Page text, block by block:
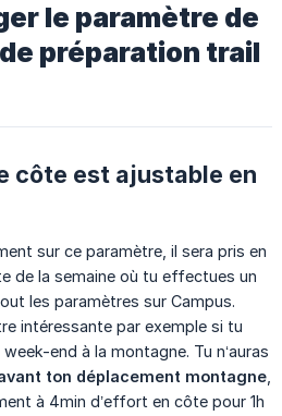
le paramètre de
préparation trail
côte est ajustable en
sur ce paramètre, il sera pris en
de la semaine où tu effectues un
les paramètres sur Campus.
intéressante par exemple si tu
end à la montagne. Tu n‘auras
ton déplacement montagne
à 4min d’effort en côte pour 1h